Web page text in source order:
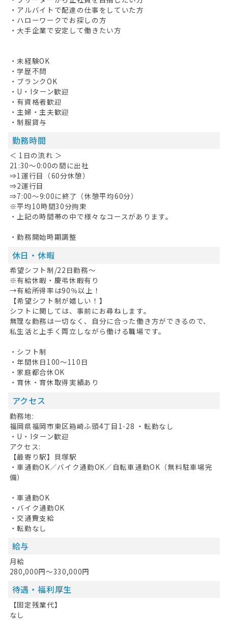
HOME
無料会員登録
ログイン
キープした求人
最近見た求人
お問い合わせ
掲載希望の方へ
・アルバイトで配達の仕事をしていた方
・ハローワークでお探しの方
・大手企業で安定して働きたい方
・未経験OK
・学歴不問
・ブランクOK
・U・Iターン歓迎
・有資格者歓迎
・主婦・主夫歓迎
・制服貸与
勤務時間
＜ 1日の流れ ＞
21:30～0:00の間に出社
⇒1運行目（60分休憩）
⇒2運行目
⇒7:00～9:00に終了（休憩平均60分）
※平均10時間30分拘束
・上記の時間帯の中で様々なコースがあります。
・勤務開始時期調整
休日・休暇
希望シフト制/22日勤務～
※有給休暇・慶弔休暇有り
→有給所得率は90％以上！
【希望シフト制が嬉しい！】
シフトに関しては、事前にお尋ねします。
無理な勤務は一切なく、自分に合った働き方ができるので、
私生活と上手く両立しながら働ける職場です。
・シフト制
・年間休日100～110日
・家庭都合休OK
・育休・育休取得実績あり
アクセス
勤務地:
福岡県福岡市東区箱崎ふ頭4丁目1-28 ・転勤なし
・U・Iターン歓迎
アクセス:
【最寄り駅】貝塚駅
・車通勤OK／バイク通勤OK／自転車通勤OK（無料駐車場完
備）
・車通勤OK
・バイク通勤OK
・交通費支給
・転勤なし
給与
月給
280,000円～330,000円
待遇・福利厚生
【固定残業代】
なし